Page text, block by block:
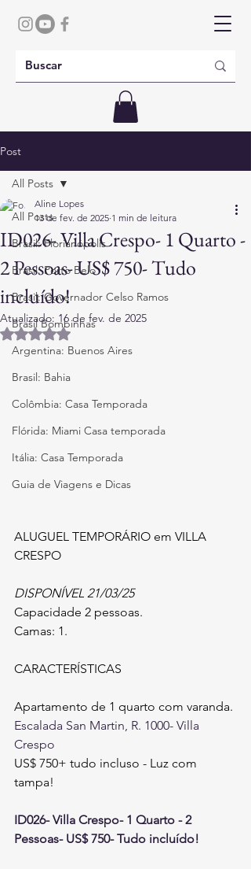
Post
All Posts
Brasil: Florianópolis
Brasil: Porto Belo
Brasil: Governador Celso Ramos
Brasil Bombinhas
Argentina: Buenos Aires
Brasil: Bahia
Colômbia: Casa Temporada
Flórida: Miami Casa temporada
Itália: Casa Temporada
Guia de Viagens e Dicas
All Posts
ID026- Villa Crespo- 1 Quarto -
2 Pessoas- US$ 750- Tudo
incluído!
Aline Lopes
13 de fev. de 2025 1 min de leitura
Atualizado: 16 de fev. de 2025
Avaliado com NaN de 5 estrelas.
ALUGUEL TEMPORÁRIO em VILLA
CRESPO
DISPONÍVEL 21/03/25
Capacidade 2 pessoas.
Camas: 1.
CARACTERÍSTICAS
Apartamento de 1 quarto com varanda.
Escalada San Martin, R. 1000- Villa
Crespo
US$ 750+ tudo incluso - Luz com
tampa!
ID026- Villa Crespo- 1 Quarto - 2
Pessoas- US$ 750- Tudo incluído!